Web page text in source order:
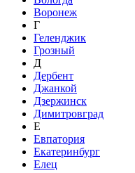
Воронеж
Г
Геленджик
Грозный
Д
Дербент
Джанкой
Дзержинск
Димитровград
Е
Евпатория
Екатеринбург
Елец